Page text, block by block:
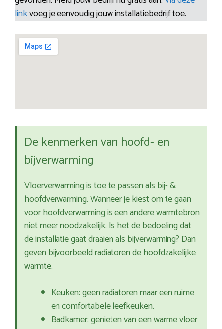
linkvoeg je eenvoudig jouw installatiebedrijf toe.
De kenmerken van hoofd- en
bijverwarming
Vloerverwarming is toe te passen als bij- &
hoofdverwarming. Wanneer je kiest om te gaan
voor hoofdverwarming is een andere warmtebron
niet meer noodzakelijk. Is het de bedoeling dat
de installatie gaat draaien als bijverwarming? Dan
geven bijvoorbeeld radiatoren de hoofdzakelijke
warmte.
Keuken: geen radiatoren maar een ruime
en comfortabele leefkeuken.
Badkamer: genieten van een warme vloer